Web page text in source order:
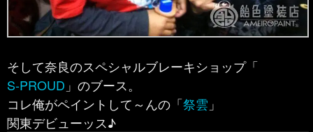
そして奈良のスペシャルブレーキショップ「
S-PROUD 」のブース。
コレ俺がペイントして～んの「祭雲 」
関東デビューッス♪